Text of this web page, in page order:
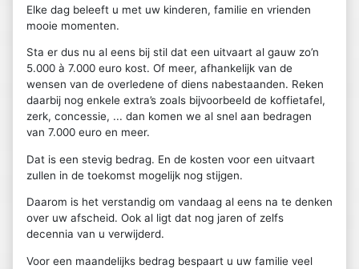
Elke dag beleeft u met uw kinderen, familie en vrienden
mooie momenten.
Sta er dus nu al eens bij stil dat een uitvaart al gauw zo’n
5.000 à 7.000 euro kost. Of meer, afhankelijk van de
wensen van de overledene of diens nabestaanden. Reken
daarbij nog enkele extra’s zoals bijvoorbeeld de koffietafel,
zerk, concessie, ... dan komen we al snel aan bedragen
van 7.000 euro en meer.
Dat is een stevig bedrag. En de kosten voor een uitvaart
zullen in de toekomst mogelijk nog stijgen.
Daarom is het verstandig om vandaag al eens na te denken
over uw afscheid. Ook al ligt dat nog jaren of zelfs
decennia van u verwijderd.
Voor een maandelijks bedrag bespaart u uw familie veel